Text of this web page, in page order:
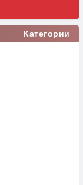
Категории